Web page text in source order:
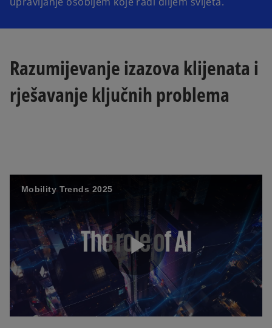
Razumijevanje izazova klijenata i
rješavanje ključnih problema
Mobility Trends 2025
P